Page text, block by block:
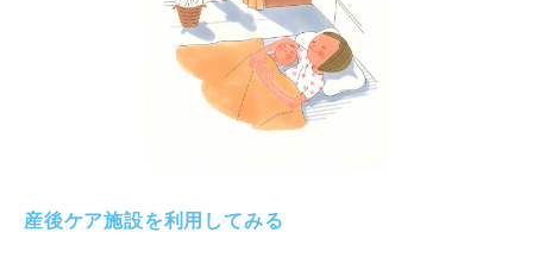
産後ケア施設を利用してみる